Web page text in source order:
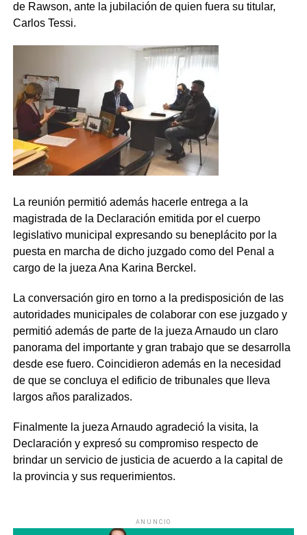
de Rawson, ante la jubilación de quien fuera su titular,
Carlos Tessi.
La reunión permitió además hacerle entrega a la
magistrada de la Declaración emitida por el cuerpo
legislativo municipal expresando su beneplácito por la
puesta en marcha dedicho juzgado como del Penal a
cargo de la jueza Ana Karina Berckel .
La conversación giro en torno a la predisposición de las
autoridades municipales de colaborar con ese juzgado y
permitió además de parte de la jueza Arnaudoun claro
panorama del importante y gran trabajo que se desarrolla
desde ese fuero. Coincidieron además en la necesidad
de que se concluya el edificio de tribunales que lleva
largos años paralizados.
Finalmentela jueza Arnaudoagradeció la visita, la
Declaración y expresó su compromiso respecto de
brindar un servicio de justicia de acuerdo a la capital de
la provincia y sus requerimientos.
ANUNCIO